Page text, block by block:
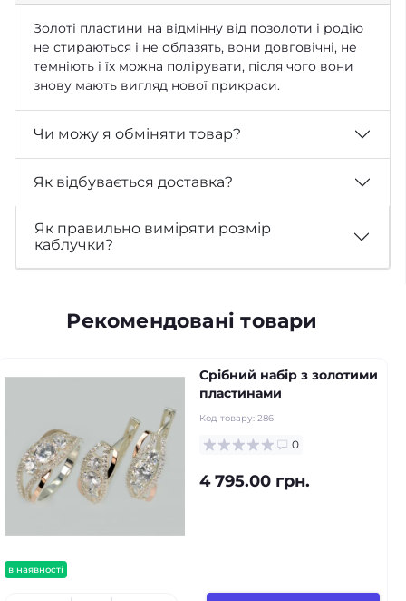
Золоті пластини на відмінну від позолоти і родію
не стираються і не облазять, вони довговічні, не
темніють і їх можна полірувати, після чого вони
знову мають вигляд нової прикраси.
Чи можу я обміняти товар?
Як відбувається доставка?
Як правильно виміряти розмір
каблучки?
Рекомендовані товари
в наявності
Срібний набір з золотими
пластинами
Код товару: 286
0
4 795.00 грн.